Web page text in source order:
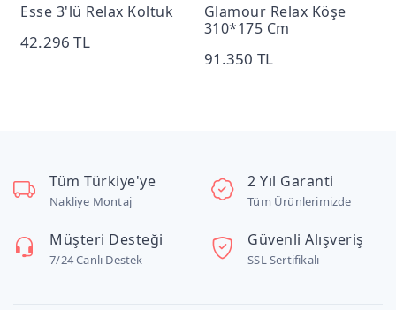
Esse 3'lü Relax Koltuk
42.296 TL
Glamour Relax Köşe
310*175 Cm
91.350 TL
Tüm Türkiye'ye
Nakliye Montaj
2 Yıl Garanti
Tüm Ürünlerimizde
Müşteri Desteği
7/24 Canlı Destek
Güvenli Alışveriş
SSL Sertifikalı